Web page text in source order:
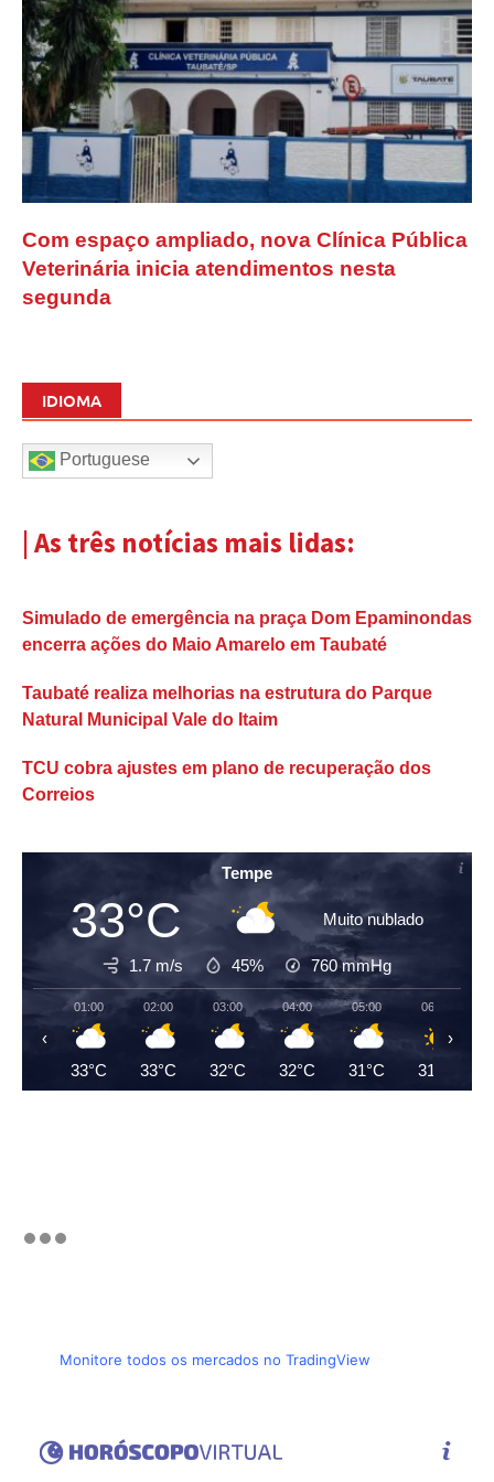
Com espaço ampliado, nova Clínica Pública
Veterinária inicia atendimentos nesta
segunda
IDIOMA
Portuguese
| As três notícias mais lidas:
Simulado de emergência na praça Dom Epaminondas
encerra ações do Maio Amarelo em Taubaté
Taubaté realiza melhorias na estrutura do Parque
Natural Municipal Vale do Itaim
TCU cobra ajustes em plano de recuperação dos
Correios
Tempe
33°C Muito nublado
1.7 m/s 45% 760mmHg
01:00
33°C
02:00
33°C
03:00
32°C
04:00
32°C
05:00
31°C
06:00
31°C
‹ ›
Monitore todos os mercados no TradingView